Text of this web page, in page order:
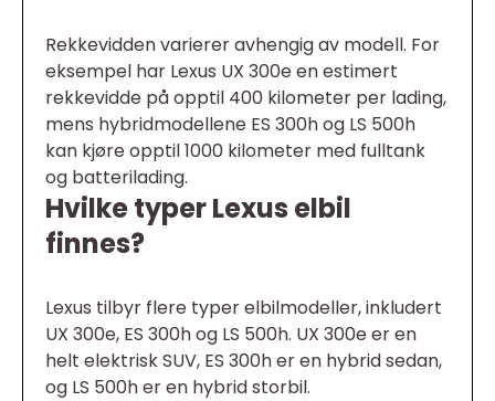
Rekkevidden varierer avhengig av modell. For
eksempel har Lexus UX 300e en estimert
rekkevidde på opptil 400 kilometer per lading,
mens hybridmodellene ES 300h og LS 500h
kan kjøre opptil 1000 kilometer med fulltank
og batterilading.
Hvilke typer Lexus elbil
finnes?
Lexus tilbyr flere typer elbilmodeller, inkludert
UX 300e, ES 300h og LS 500h. UX 300e er en
helt elektrisk SUV, ES 300h er en hybrid sedan,
og LS 500h er en hybrid storbil.